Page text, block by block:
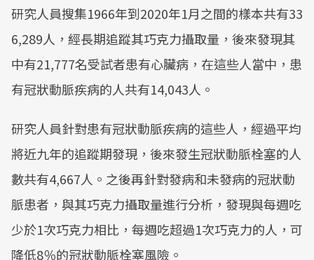
研究人員搜集1966年到2020年1月之間的樣本共有33
6,289人，經長期追蹤其巧克力攝取量，後來發現其
中有21,777名受試者患有心臟病，在這些人當中，患
有冠狀動脈疾病的人共有14,043人。
研究人員針對患有冠狀動脈疾病的這些人，經過平均
將近九年的追蹤期發現，後來發生冠狀動脈栓塞的人
數共有4,667人。之後再針對發病和未發病的冠狀動
脈患者，與其巧克力攝取量進行分析，發現與每週吃
少於1次巧克力相比，每週吃超過1次巧克力的人，可
降低8％的冠狀動脈栓塞風險。